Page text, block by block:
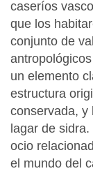
caseríos
que los
conjunto de
un elemento
estructura
conservada, y
lagar de
ocio
el mundo del